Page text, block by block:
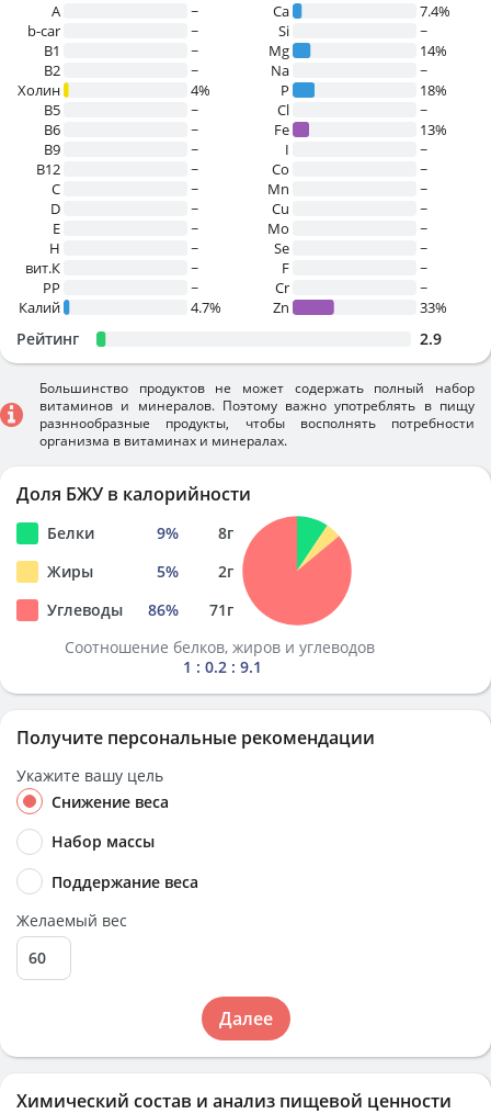
Химический состав и анализ пищевой ценности
A
~
b-car
~
В1
~
B2
~
Холин
4%
B5
~
B6
~
B9
~
B12
~
C
~
D
~
E
~
H
~
вит.К
~
PP
~
Калий
4.7%
Ca
7.4%
Si
~
Mg
14%
Na
~
P
18%
Cl
~
Fe
13%
I
~
Co
~
Mn
~
Cu
~
Mo
~
Se
~
F
~
Cr
~
Zn
33%
Рейтинг 2.9
Большинство продуктов не может содержать полный набор
витаминов и минералов. Поэтому важно употреблять в пищу
разннообразные продукты, чтобы восполнять потребности
организма в витаминах и минералах.
Доля БЖУ в калорийности
Белки 9% 8г
Жиры
5% 2г
Углеводы
86% 71г
Соотношение белков, жиров и углеводов
1 : 0.2 : 9.1
Получите персональные рекомендации
Укажите вашу цель
Снижение веса
Набор массы
Поддержание веса
Желаемый вес
Далее